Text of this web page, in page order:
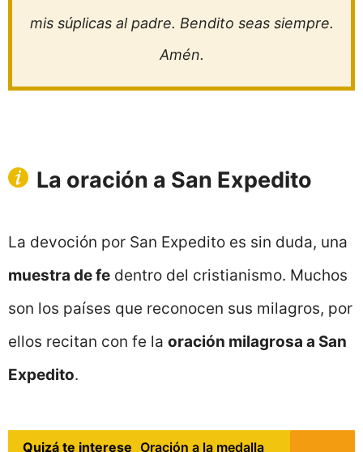
mis súplicas al padre. Bendito seas siempre.
Amén.
La oración a San Expedito
La devoción por San Expedito es sin duda, una
muestra de fe dentro del cristianismo. Muchos
son los países que reconocen sus milagros, por
ellos recitan con fe la oración milagrosa a San
Expedito.
Quizá te interese Oración a la medalla